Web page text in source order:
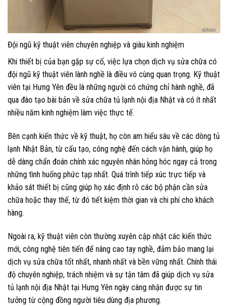
Đội ngũ kỹ thuật viên chuyên nghiệp và giàu kinh nghiệm
Khi thiết bị của bạn gặp sự cố, việc lựa chọn dịch vụ sửa chữa có
đội ngũ kỹ thuật viên lành nghề là điều vô cùng quan trọng. Kỹ thuật
viên tại Hưng Yên đều là những người có chứng chỉ hành nghề, đã
qua đào tạo bài bản về sửa chữa tủ lạnh nội địa Nhật và có ít nhất
nhiều năm kinh nghiệm làm việc thực tế.
Bên cạnh kiến thức về kỹ thuật, họ còn am hiểu sâu về các dòng tủ
lạnh Nhật Bản, từ cấu tạo, công nghệ đến cách vận hành, giúp họ
dễ dàng chẩn đoán chính xác nguyên nhân hỏng hóc ngay cả trong
những tình huống phức tạp nhất. Quá trình tiếp xúc trực tiếp và
khảo sát thiết bị cũng giúp họ xác định rõ các bộ phận cần sửa
chữa hoặc thay thế, từ đó tiết kiệm thời gian và chi phí cho khách
hàng.
Ngoài ra, kỹ thuật viên còn thường xuyên cập nhật các kiến thức
mới, công nghệ tiên tiến để nâng cao tay nghề, đảm bảo mang lại
dịch vụ sửa chữa tốt nhất, nhanh nhất và bền vững nhất. Chính thái
độ chuyên nghiệp, trách nhiệm và sự tận tâm đã giúp dịch vụ sửa
tủ lạnh nội địa Nhật tại Hưng Yên ngày càng nhận được sự tin
tưởng từ cộng đồng người tiêu dùng địa phương.